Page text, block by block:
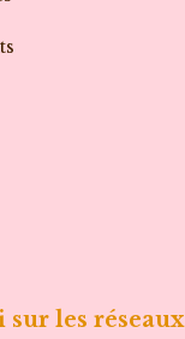
sur les réseaux